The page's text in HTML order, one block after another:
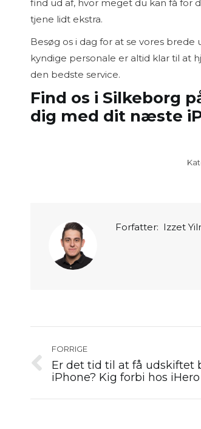
find ud af, hvor meget du kan få for
tjene lidt ekstra.
Besøg os i dag for at se vores
kyndige personale er altid klar til at
den bedste service.
Find os i Silkeborg
dig med dit næste
Forfatter: Izzet
navigation
FORRIGE
Forrige
Er det tid til at få udskiftet
iPhone? Kig forbi hos